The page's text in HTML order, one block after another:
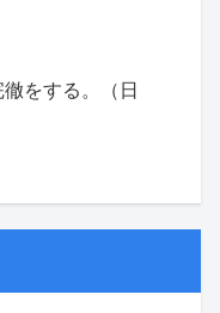
をする。（日